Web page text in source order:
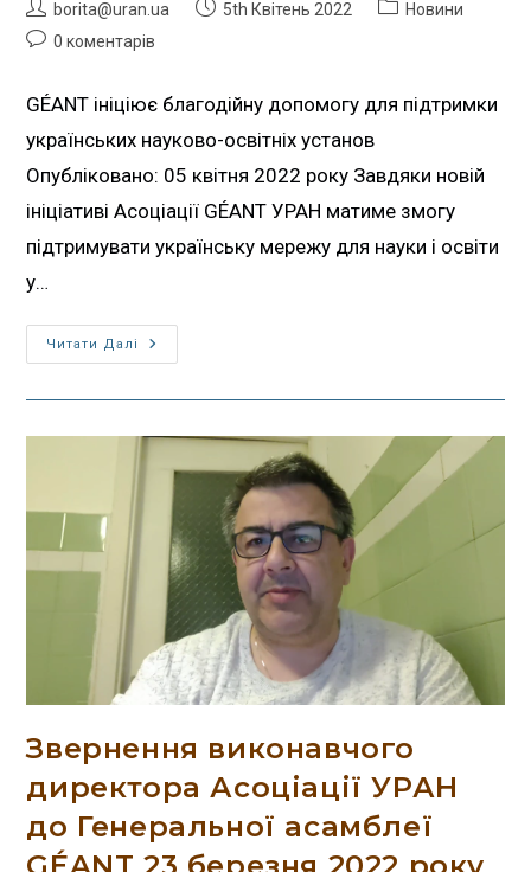
borita@uran.ua 5th Квітень 2022
Новини
0 коментарів
GÉANT ініціює благодійну допомогу для підтримки
українських науково-освітніх установ
Опубліковано: 05 квітня 2022 року Завдяки новій
ініціативі Асоціації GÉANT УРАН матиме змогу
підтримувати українську мережу для науки і освіти
у…
Читати Далі
Звернення виконавчого
директора Асоціації УРАН
до Генеральної асамблеї